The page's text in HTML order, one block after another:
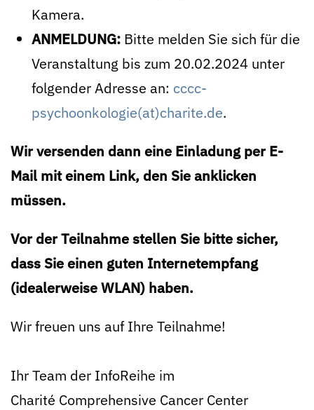
Kamera.
ANMELDUNG: Bitte melden Sie sich für die
Veranstaltung bis zum 20.02.2024 unter
folgender Adresse an: cccc-
psychoonkologie(at)charite.de.
Wir versenden dann eine Einladung per E-
Mail mit einem Link, den Sie anklicken
müssen.
Vor der Teilnahme stellen Sie bitte sicher,
dass Sie einen guten Internetempfang
(idealerweise WLAN) haben.
Wir freuen uns auf Ihre Teilnahme!
Ihr Team der InfoReihe im
Charité Comprehensive Cancer Center